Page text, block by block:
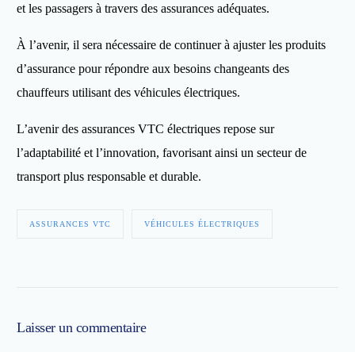
et les passagers à travers des assurances adéquates.
À l’avenir, il sera nécessaire de continuer à ajuster les produits
d’assurance pour répondre aux besoins changeants des
chauffeurs utilisant des véhicules électriques.
L’avenir des assurances VTC électriques repose sur
l’adaptabilité et l’innovation, favorisant ainsi un secteur de
transport plus responsable et durable.
ASSURANCES VTC VÉHICULES ÉLECTRIQUES
Laisser un commentaire